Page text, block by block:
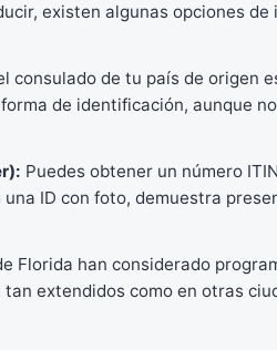
existen algunas opciones
consulado de tu país de origen
de identificación, aunque
Puedes obtener un número
ID con foto, demuestra
Florida han considerado
extendidos como en otras